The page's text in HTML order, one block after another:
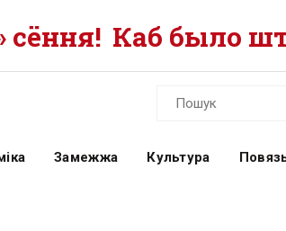
Каб было
Замежжа Культура